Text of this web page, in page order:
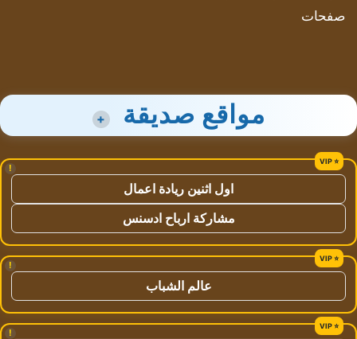
صفحات
مواقع صديقة +
!
اول اثنين ريادة اعمال
مشاركة ارباح ادسنس
!
عالم الشباب
!